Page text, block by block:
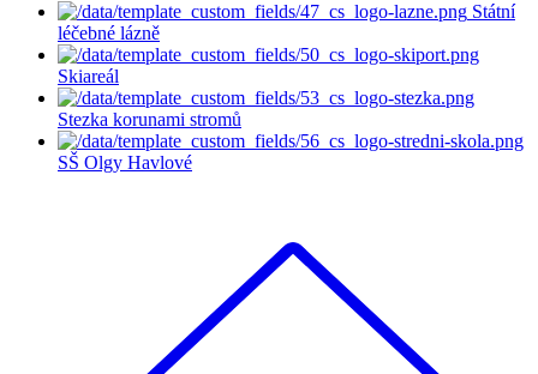
Státní
léčebné lázně
Skiareál
Stezka korunami stromů
SŠ Olgy Havlové